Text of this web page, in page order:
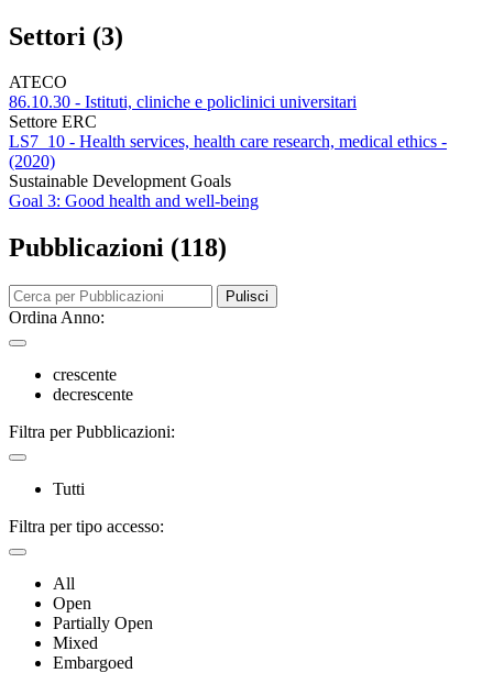
Settori (3)
ATECO
86.10.30 - Istituti, cliniche e policlinici universitari
Settore ERC
LS7_10 - Health services, health care research, medical ethics -
(2020)
Sustainable Development Goals
Goal 3: Good health and well-being
Pubblicazioni (118)
Pulisci
Ordina Anno:
crescente
decrescente
Filtra per Pubblicazioni:
Tutti
Filtra per tipo accesso:
All
Open
Partially Open
Mixed
Embargoed